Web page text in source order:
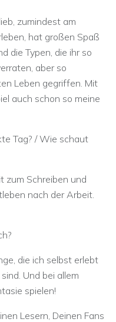
zumindest am
hat großen Spaß
die Typen, die ihr so
aber so
Leben gegriffen. Mit
auch schon so meine
Tag? / Wie schaut
zum Schreiben und
nach der Arbeit.
die ich selbst erlebt
Und bei allem
spielen!
Lesern, Deinen Fans